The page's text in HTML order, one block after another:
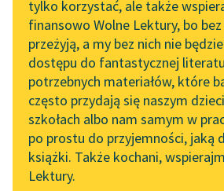
Tunkiel w Oslo
Wolne Lektury na 32.
Pol’and’Rock Festivalu
„Kochanek Lady
Chatterley” do słuchania
na Wolnych Lekturach
Nowy audiobook –
„Marzenie o Oriencie”
API
OAI-
tylko korzystać, ale także
finansowo Wolne Lektury, bo
przeżyją, a my bez nich nie
dostępu do fantastycznej
potrzebnych materiałów, które
często przydają się naszym
szkołach albo nam samym w
po prostu do przyjemności, jaką
książki. Także kochani,
Lektury.
bystry
niemu,
— To
Czytaj